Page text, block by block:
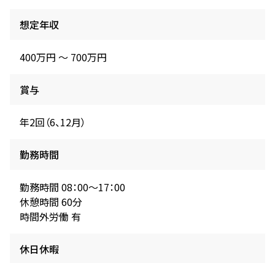
想定年収
400万円 〜 700万円
賞与
年2回（6、12月）
勤務時間
勤務時間 08：00～17：00
休憩時間 60分
時間外労働 有
休日休暇